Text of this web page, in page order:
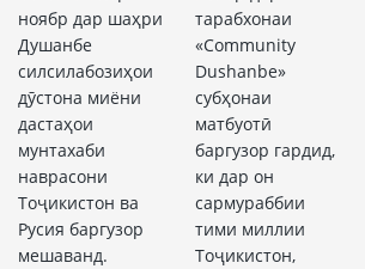
ноябр дар шаҳри
Душанбе
силсилабозиҳои
дӯстона миёни
дастаҳои
мунтахаби
наврасони
Тоҷикистон ва
Русия баргузор
мешаванд.
тарабхонаи
«Community
Dushanbe»
субҳонаи
матбуотӣ
баргузор гардид,
ки дар он
сармураббии
тими миллии
Тоҷикистон,